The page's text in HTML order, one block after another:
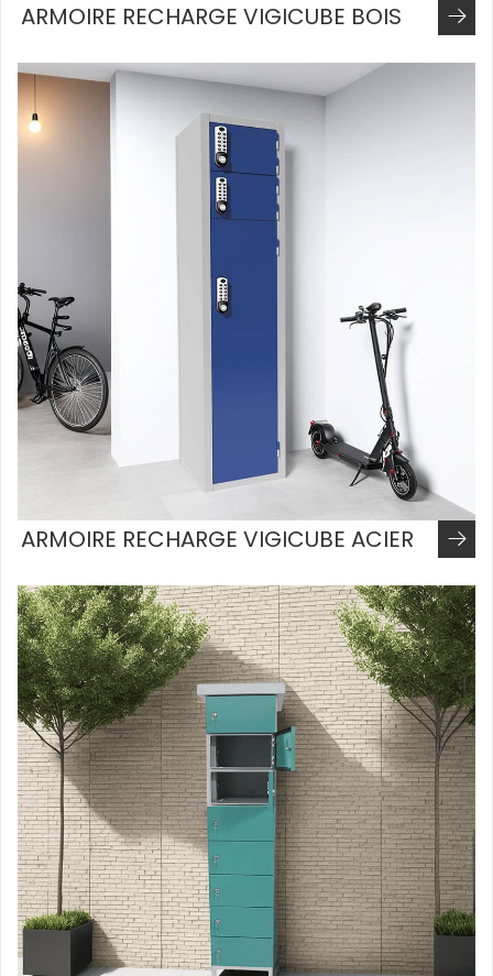
ARMOIRE RECHARGE VIGICUBE BOIS
ARMOIRE RECHARGE VIGICUBE ACIER